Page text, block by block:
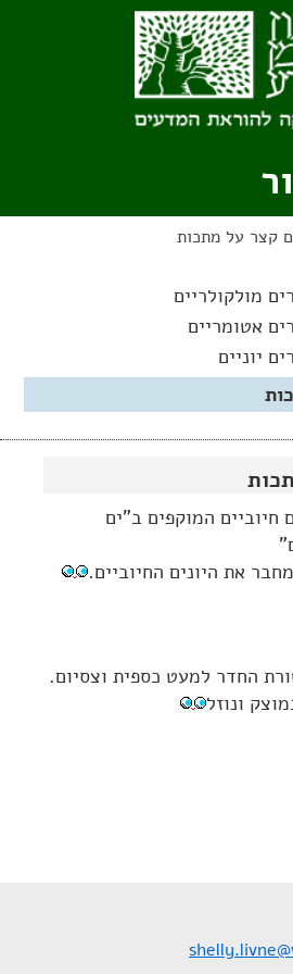
קצר על מתכות
חיוביים המוקפים ב"ים
את היונים החיוביים.
החדר למעט כספית וצסיום.
ונוזל
מולקולריים
אטומריים
יוניים